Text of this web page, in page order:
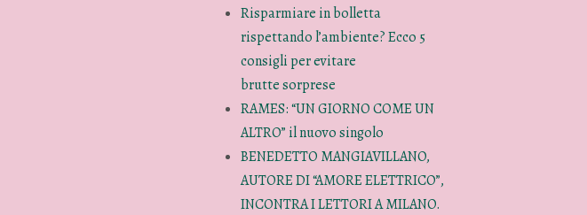
Risparmiare in bolletta
rispettando l’ambiente? Ecco 5
consigli per evitare
brutte sorprese
RAMES: “UN GIORNO COME UN
ALTRO” il nuovo singolo
BENEDETTO MANGIAVILLANO,
AUTORE DI “AMORE ELETTRICO”,
INCONTRA I LETTORI A MILANO.